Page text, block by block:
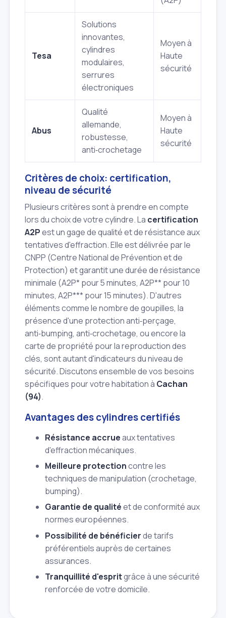
Tesa
Solutions
innovantes,
cylindres
modulaires,
serrures
électroniques
Moyen à
Haute
sécurité
Abus
Qualité
allemande,
robustesse,
anti‑crochetage
Moyen à
Haute
sécurité
Critères de choix: certification,
niveau de sécurité
Plusieurs critères sont à prendre en compte
lors du choix de votre cylindre. La certification
A2Pest un gage de qualité et de résistance aux
tentatives d'effraction. Elle est délivrée par le
CNPP (Centre National de Prévention et de
Protection) et garantit une durée de résistance
minimale (A2P* pour 5 minutes, A2P** pour 10
minutes, A2P*** pour 15 minutes). D'autres
éléments comme le nombre de goupilles, la
présence d'une protection anti‑perçage,
anti‑bumping, anti‑crochetage, ou encore la
carte de propriété pour la reproduction des
clés, sont autant d'indicateurs du niveau de
sécurité. Discutons ensemble de vos besoins
spécifiques pour votre habitation à Cachan
(94).
Avantages des cylindres certifiés
Résistance accrueaux tentatives
d'effraction mécaniques.
Meilleure protectioncontre les
techniques de manipulation (crochetage,
bumping).
Garantie de qualitéet de conformité aux
normes européennes.
Possibilité de bénéficierde tarifs
préférentiels auprès de certaines
assurances.
Tranquillité d'espritgrâce à une sécurité
renforcée de votre domicile.